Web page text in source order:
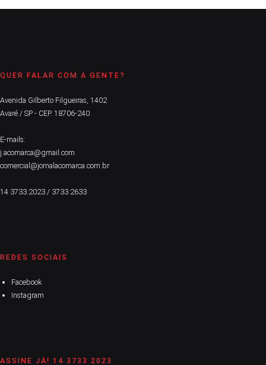
QUER FALAR COM A GENTE?
Avenida Gilberto Filgueiras, 1402
Avaré / SP - CEP. 18706-240
E-mails:
j.acomarca@gmail.com
comercial@jornalacomarca.com.br
14 3733.2023 / 3733.2633
REDES SOCIAIS
Facebook
Instagram
ASSINE JÁ! 14 3733 2023